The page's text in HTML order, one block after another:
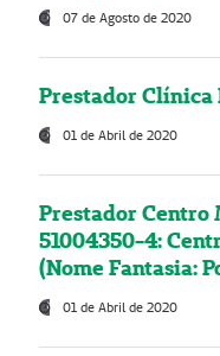
07 de Agosto de 2020
Prestador Clínica
01 de Abril de 2020
Prestador Centro
51004350-4:
(Nome Fantasia:
01 de Abril de 2020